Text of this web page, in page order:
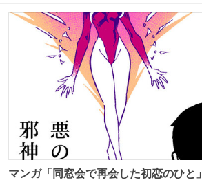
数
マンガ「同窓会で再会した初恋のひと」